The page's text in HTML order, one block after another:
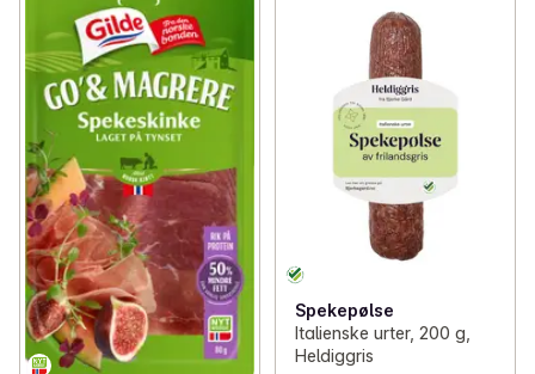
Spekepølse
Italienske urter, 200 g,
Heldiggris